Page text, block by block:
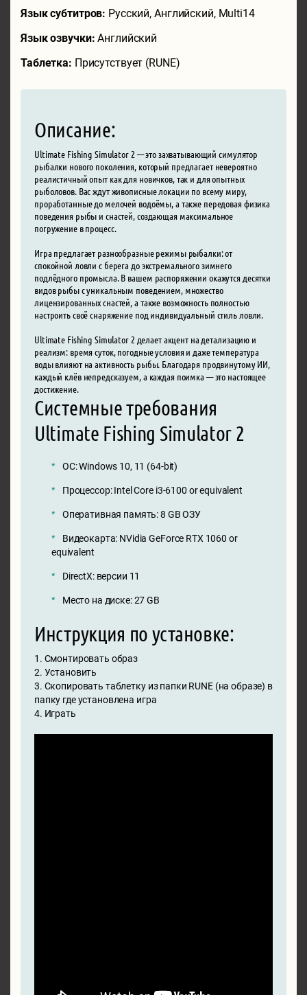
Язык субтитров: Русский, Английский, Multi14
Язык озвучки:Английский
Таблетка: Присутствует (RUNE)
Описание:
Ultimate Fishing Simulator 2 — это захватывающий симулятор
рыбалки нового поколения, который предлагает невероятно
реалистичный опыт как для новичков, так и для опытных
рыболовов. Вас ждут живописные локации по всему миру,
проработанные до мелочей водоёмы, а также передовая физика
поведения рыбы и снастей, создающая максимальное
погружение в процесс.
Игра предлагает разнообразные режимы рыбалки: от
спокойной ловли с берега до экстремального зимнего
подлёдного промысла. В вашем распоряжении окажутся десятки
видов рыбы с уникальным поведением, множество
лицензированных снастей, а также возможность полностью
настроить своё снаряжение под индивидуальный стиль ловли.
Ultimate Fishing Simulator 2 делает акцент на детализацию и
реализм: время суток, погодные условия и даже температура
воды влияют на активность рыбы. Благодаря продвинутому ИИ,
каждый клёв непредсказуем, а каждая поимка — это настоящее
достижение.
Системные требования
Ultimate Fishing Simulator 2
ОС: Windows 10, 11 (64-bit)
Процессор: Intel Core i3-6100 or equivalent
Оперативная память: 8 GB ОЗУ
Видеокарта: NVidia GeForce RTX 1060 or
equivalent
DirectX: версии 11
Место на диске: 27 GB
Инструкция по установке:
1. Смонтировать образ
2. Установить
3. Скопировать таблетку из папки RUNE (на образе) в
папку где установлена игра
4. Играть